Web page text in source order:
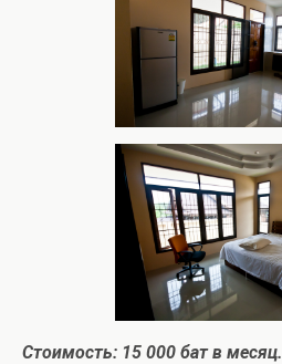
Стоимость: 15 000 бат в месяц.